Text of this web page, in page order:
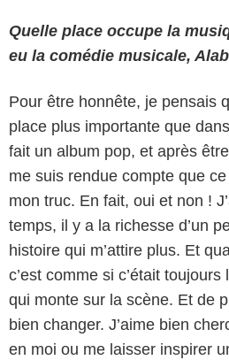
Quelle place occupe la
eu la comédie musicale,
Pour être honnête, je pensais
place plus importante que
fait un album pop, et après
me suis rendue compte que
mon truc. En fait, oui et non !
temps, il y a la richesse d’un
histoire qui m’attire plus. Et
c’est comme si c’était
qui monte sur la scène. Et de
bien changer. J’aime bien
en moi ou me laisser inspirer